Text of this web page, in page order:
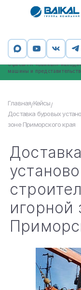
профессиональный
«Байкал», внесено в
2066).
Офисы ГК «Байкал»
машины и
Главная/Кейсы/
Доставка буровых
зоне Приморского края
игорной